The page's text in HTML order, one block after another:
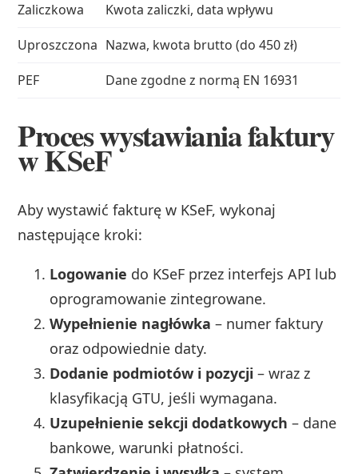
Zaliczkowa
Kwota zaliczki, data wpływu
Uproszczona Nazwa, kwota brutto (do 450 zł)
PEF
Dane zgodne z normą EN 16931
Proces wystawiania faktury
w KSeF
Aby wystawić fakturę w KSeF, wykonaj
następujące kroki:
Logowanie do KSeF przez interfejs API lub
oprogramowanie zintegrowane.
Wypełnienie nagłówka – numer faktury
oraz odpowiednie daty.
Dodanie podmiotów i pozycji – wraz z
klasyfikacją GTU, jeśli wymagana.
Uzupełnienie sekcji dodatkowych – dane
bankowe, warunki płatności.